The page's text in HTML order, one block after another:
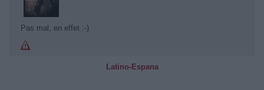
Pas mal, en effet :-)
Latino-Espana